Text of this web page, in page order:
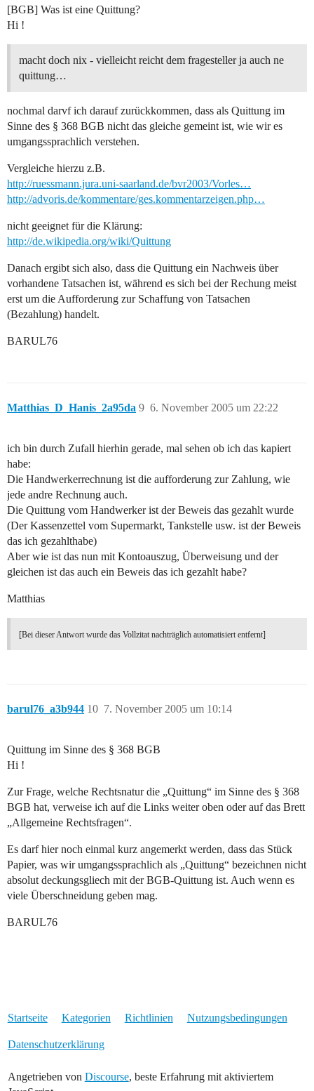
[BGB] Was ist eine Quittung?
Hi !
macht doch nix - vielleicht reicht dem fragesteller ja auch ne
quittung…
nochmal darvf ich darauf zurückkommen, dass als Quittung im
Sinne des § 368 BGB nicht das gleiche gemeint ist, wie wir es
umgangssprachlich verstehen.
Vergleiche hierzu z.B.
http://ruessmann.jura.uni-saarland.de/bvr2003/Vorles…
http://advoris.de/kommentare/ges.kommentarzeigen.php…
nicht geeignet für die Klärung:
http://de.wikipedia.org/wiki/Quittung
Danach ergibt sich also, dass die Quittung ein Nachweis über
vorhandene Tatsachen ist, während es sich bei der Rechung meist
erst um die Aufforderung zur Schaffung von Tatsachen
(Bezahlung) handelt.
BARUL76
Matthias_D_Hanis_2a95da 6. November 2005 um 22:22
9
ich bin durch Zufall hierhin gerade, mal sehen ob ich das kapiert
habe:
Die Handwerkerrechnung ist die aufforderung zur Zahlung, wie
jede andre Rechnung auch.
Die Quittung vom Handwerker ist der Beweis das gezahlt wurde
(Der Kassenzettel vom Supermarkt, Tankstelle usw. ist der Beweis
das ich gezahlthabe)
Aber wie ist das nun mit Kontoauszug, Überweisung und der
gleichen ist das auch ein Beweis das ich gezahlt habe?
Matthias
[Bei dieser Antwort wurde das Vollzitat nachträglich automatisiert entfernt]
barul76_a3b944 7. November 2005 um 10:14
10
Quittung im Sinne des § 368 BGB
Hi !
Zur Frage, welche Rechtsnatur die „Quittung“ im Sinne des § 368
BGB hat, verweise ich auf die Links weiter oben oder auf das Brett
„Allgemeine Rechtsfragen“.
Es darf hier noch einmal kurz angemerkt werden, dass das Stück
Papier, was wir umgangssprachlich als „Quittung“ bezeichnen nicht
absolut deckungsgliech mit der BGB-Quittung ist. Auch wenn es
viele Überschneidung geben mag.
BARUL76
Startseite Kategorien Richtlinien Nutzungsbedingungen
Datenschutzerklärung
Angetrieben von Discourse, beste Erfahrung mit aktiviertem